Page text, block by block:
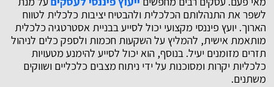
לשפר את התנהלותם הכלכלית ולהבטיח יציבות כלכלית לטווח
הארוך. יועץ פיננסי מקצועי יכול לסייע בבניית אסטרטגיה כלכלית
מותאמת אישית, להמליץ על השקעות חכמות ולספק כלים לניהול
תזרים מזומנים יעיל. בנוסף, הוא יכול לסייע להימנע מטעויות
כלכליות יקרות ומסוכנות על ידי ניתוח מצבים כלכליים ושווקים
משתנים.